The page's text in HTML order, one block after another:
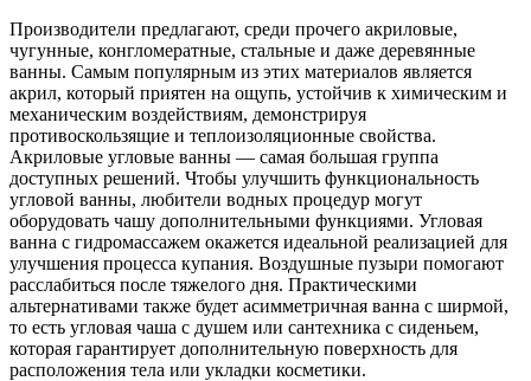
Производители предлагают, среди прочего акриловые,
чугунные, конгломератные, стальные и даже деревянные
ванны. Самым популярным из этих материалов является
акрил, который приятен на ощупь, устойчив к химическим и
механическим воздействиям, демонстрируя
противоскользящие и теплоизоляционные свойства.
Акриловые угловые ванны — самая большая группа
доступных решений. Чтобы улучшить функциональность
угловой ванны, любители водных процедур могут
оборудовать чашу дополнительными функциями. Угловая
ванна с гидромассажем окажется идеальной реализацией для
улучшения процесса купания. Воздушные пузыри помогают
расслабиться после тяжелого дня. Практическими
альтернативами также будет асимметричная ванна с ширмой,
то есть угловая чаша с душем или сантехника с сиденьем,
которая гарантирует дополнительную поверхность для
расположения тела или укладки косметики.